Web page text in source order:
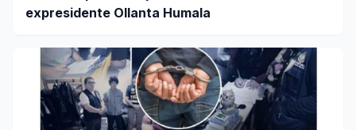
expresidente Ollanta Humala